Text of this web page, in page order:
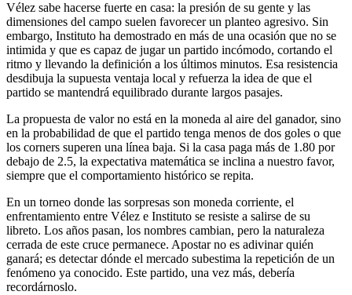
Vélez sabe hacerse fuerte en casa: la presión de su gente y las
dimensiones del campo suelen favorecer un planteo agresivo. Sin
embargo, Instituto ha demostrado en más de una ocasión que no se
intimida y que es capaz de jugar un partido incómodo, cortando el
ritmo y llevando la definición a los últimos minutos. Esa resistencia
desdibuja la supuesta ventaja local y refuerza la idea de que el
partido se mantendrá equilibrado durante largos pasajes.
La propuesta de valor no está en la moneda al aire del ganador, sino
en la probabilidad de que el partido tenga menos de dos goles o que
los corners superen una línea baja. Si la casa paga más de 1.80 por
debajo de 2.5, la expectativa matemática se inclina a nuestro favor,
siempre que el comportamiento histórico se repita.
En un torneo donde las sorpresas son moneda corriente, el
enfrentamiento entre Vélez e Instituto se resiste a salirse de su
libreto. Los años pasan, los nombres cambian, pero la naturaleza
cerrada de este cruce permanece. Apostar no es adivinar quién
ganará; es detectar dónde el mercado subestima la repetición de un
fenómeno ya conocido. Este partido, una vez más, debería
recordárnoslo.